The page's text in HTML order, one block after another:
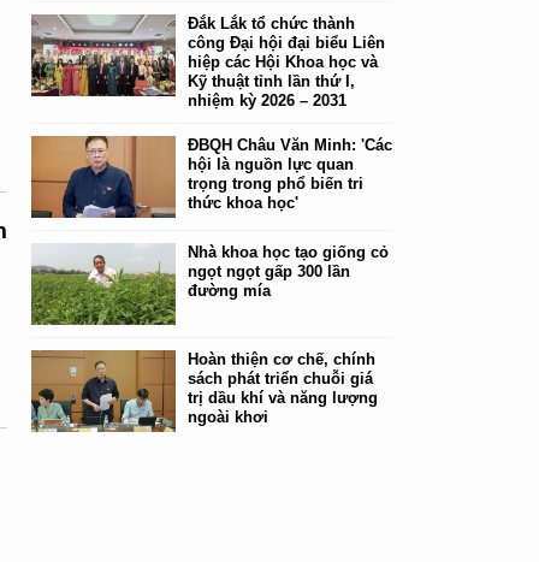
Đắk Lắk tổ chức thành
công Đại hội đại biểu Liên
hiệp các Hội Khoa học và
Kỹ thuật tỉnh lần thứ I,
nhiệm kỳ 2026 – 2031
ĐBQH Châu Văn Minh: 'Các
hội là nguồn lực quan
trọng trong phổ biến tri
thức khoa học'
Nhà khoa học tạo giống cỏ
ngọt ngọt gấp 300 lần
đường mía
Hoàn thiện cơ chế, chính
sách phát triển chuỗi giá
trị dầu khí và năng lượng
ngoài khơi